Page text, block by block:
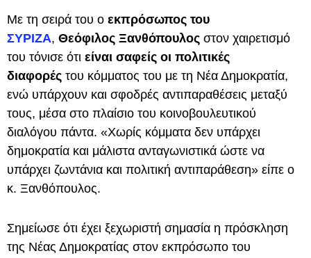
Με τη σειρά του ο εκπρόσωπος του
ΣΥΡΙΖΑ, Θεόφιλος Ξανθόπουλος στον χαιρετισμό
του τόνισε ότι είναι σαφείς οι πολιτικές
διαφορές του κόμματος του με τη Νέα Δημοκρατία,
ενώ υπάρχουν και σφοδρές αντιπαραθέσεις μεταξύ
τους, μέσα στο πλαίσιο του κοινοβουλευτικού
διαλόγου πάντα. «Χωρίς κόμματα δεν υπάρχει
δημοκρατία και μάλιστα ανταγωνιστικά ώστε να
υπάρχει ζωντάνια και πολιτική αντιπαράθεση» είπε ο
κ. Ξανθόπουλος.
Σημείωσε ότι έχει ξεχωριστή σημασία η πρόσκληση
της Νέας Δημοκρατίας στον εκπρόσωπο του